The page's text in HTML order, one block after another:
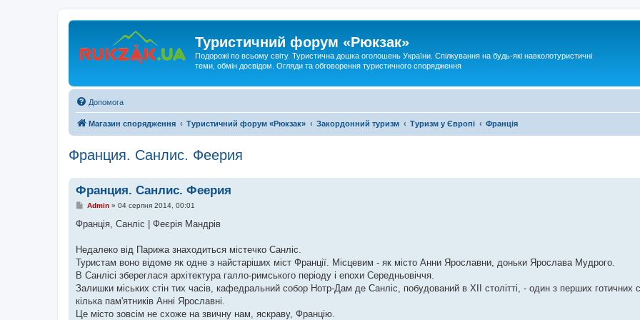
Туристичний форум «Рюкзак»
Подорожі по всьому світу. Туристична дошка оголошень України. Спілкування на будь-які навколотуристичні
теми, обмін досвідом. Огляди та обговорення туристичного спорядження
Допомога
Магазин спорядження Туристичний форум «Рюкзак» Закордонний туризм Туризм у Європі Франція
Франция. Санлис. Феерия
Франция. Санлис. Феерия
П
в
і
о
м
л
е
н
я
Admin» 04 серпня 2014, 00:01
Франція, Санліс | Феєрія Мандрів
Недалеко від Парижа знаходиться містечко Санліс.
Туристам воно відоме як одне з найстаріших міст Франції. Місцевим - як місто Анни Ярославни, доньки Ярослава Мудрого.
В Санлісі збереглася архітектура галло-римського періоду і епохи Середньовіччя.
Залишки міських стін тих часів, кафедральний собор Нотр-Дам де Санліс, побудований в XII столітті, - один з перших готичних
кілька пам'ятників Анні Ярославні.
Це місто зовсім не схоже на звичну нам, яскраву, Францію.